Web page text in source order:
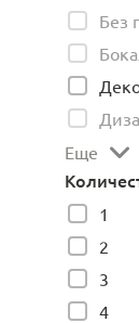
Без
Еще
1
2
3
4